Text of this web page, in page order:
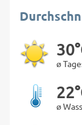
ø
ø